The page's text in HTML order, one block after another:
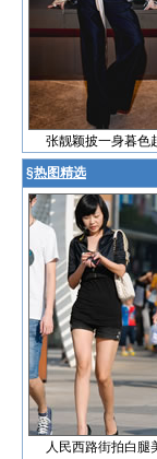
张靓颖披一身暮色
§热图精选
人民西路街拍白腿